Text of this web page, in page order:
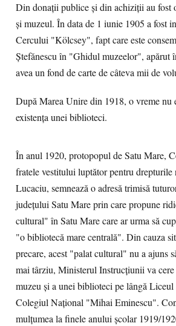
Din donaţii publice şi din achiziţii au fost
şi muzeul. În data de 1 iunie 1905 a fost
Cercului "Kölcsey", fapt care este
Ştefănescu în "Ghidul muzeelor", apărut
avea un fond de carte de câteva mii de
După Marea Unire din 1918, o vreme nu
existenţa unei biblioteci.
În anul 1920, protopopul de Satu Mare,
fratele vestitului luptător pentru drepturile
Lucaciu, semnează o adresă trimisă
judeţului Satu Mare prin care propune
cultural" în Satu Mare care ar urma să
"o bibliotecă mare centrală". Din cauza
precare, acest "palat cultural" nu a ajuns
mai târziu, Ministerul Instrucţiunii va
muzeu şi a unei biblioteci pe lângă Liceul
Colegiul Naţional "Mihai Eminescu".
mulţumea la finele anului şcolar 1919/